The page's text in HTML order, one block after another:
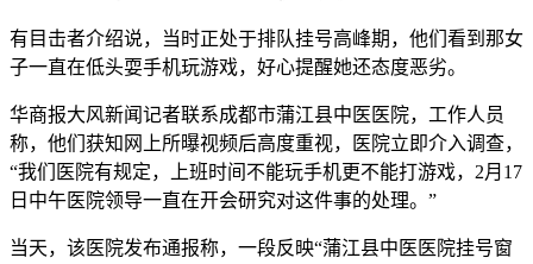
有目击者介绍说，当时正处于排队挂号高峰期，他们看到那女
子一直在低头耍手机玩游戏，好心提醒她还态度恶劣。
华商报大风新闻记者联系成都市蒲江县中医医院，工作人员
称，他们获知网上所曝视频后高度重视，医院立即介入调查，
“我们医院有规定，上班时间不能玩手机更不能打游戏，2月17
日中午医院领导一直在开会研究对这件事的处理。”
当天，该医院发布通报称，一段反映“蒲江县中医医院挂号窗